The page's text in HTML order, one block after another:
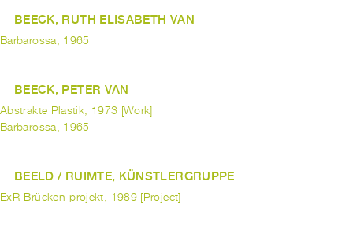
BEECK, RUTH ELISABETH VAN
Barbarossa, 1965
BEECK, PETER VAN
Abstrakte Plastik, 1973 [Work]
Barbarossa, 1965
BEELD / RUIMTE, KÜNSTLERGRUPPE
ExR-Brücken-projekt, 1989 [Project]